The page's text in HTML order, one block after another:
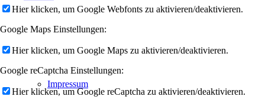
Impressum
Hier klicken, um Google Webfonts zu aktivieren/deaktivieren.
Google Maps Einstellungen:
Hier klicken, um Google Maps zu aktivieren/deaktivieren.
Google reCaptcha Einstellungen:
Hier klicken, um Google reCaptcha zu aktivieren/deaktivieren.